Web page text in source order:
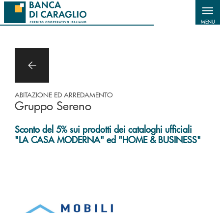
Salta al contenuto principale
MENU
ABITAZIONE ED ARREDAMENTO
Gruppo Sereno
Sconto del 5% sui prodotti dei cataloghi ufficiali
"LA CASA MODERNA" ed "HOME & BUSINESS"